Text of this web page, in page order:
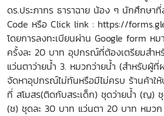
ดร.ประภากร ธาราฉาย น้อง ๆ นักศึกษาที่
Code หรือ Click link : https://
โดยการลงทะเบียนผ่าน Google form หม
ครั้งละ 20 บาท อุปกรณ์ที่ต้องเตรียมสำห
แว่นตาว่ายน้ำ 3. หมวกว่ายน้ำ (สำหรับผู้
จัดหาอุปกรณ์ไม่ทันหรือมีไม่ครบ ร้านค้าใ
ที่ สโมสร(ติดกับสระเด็ก) ชุดว่ายน้ำ (ญ)
(ช) ชุดละ 30 บาท แว่นตา 20 บาท หมว